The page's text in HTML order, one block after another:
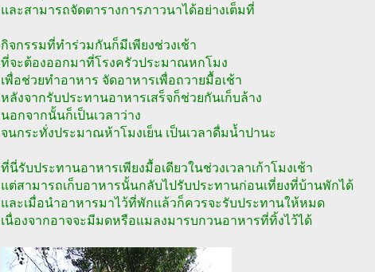
และสามารถจัดตารางการภาวนาได้อย่างเต็มที่
กิจกรรมที่ทำร่วมกันก็มีเพียงช่วงเช้า
ที่จะต้องออกมาที่โรงครัวประมาณหกโมง
เพื่อช่วยทำอาหาร จัดอาหารเพื่อถวายมื้อเช้า
หลังจากรับประทานอาหารเสร็จก็ช่วยกันเก็บล้าง
นอกจากนั้นก็เป็นเวลาว่าง
จนกระทั่งประมาณห้าโมงเย็น เป็นเวลาดื่มน้ำปานะ
ที่นี่รับประทานอาหารเพียงมื้อเดียวในช่วงเวลาเก้าโมงเช้า
แต่สามารถเก็บอาหารนั้นกลับไปรับประทานก่อนเที่ยงที่บ้านพักได้
และเมื่อนำอาหารมาไว้ที่พักแล้วก็ควรจะรับประทานให้หมด
เนื่องจากอาจจะมีมดหรือแมลงมารบกวนอาหารที่ทิ้งไว้ได้